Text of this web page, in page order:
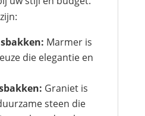
Marmer is
die elegantie en
Graniet is
steen die